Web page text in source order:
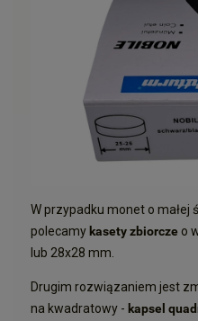
W przypadku monet o małej
polecamy kasety zbiorcze o
lub 28x28 mm.
Drugim rozwiązaniem jest
na kwadratowy - kapsel